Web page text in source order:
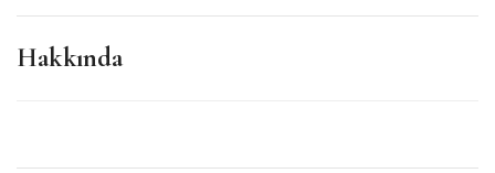
Hakkında